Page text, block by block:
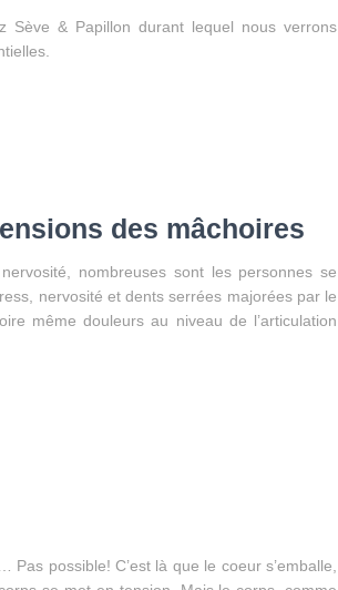
Sève & Papillon durant lequel nous verrons
des mâchoires
nombreuses sont les personnes se
nervosité et dents serrées majorées par le
même douleurs au niveau de l’articulation
possible! C’est là que le coeur s’emballe,